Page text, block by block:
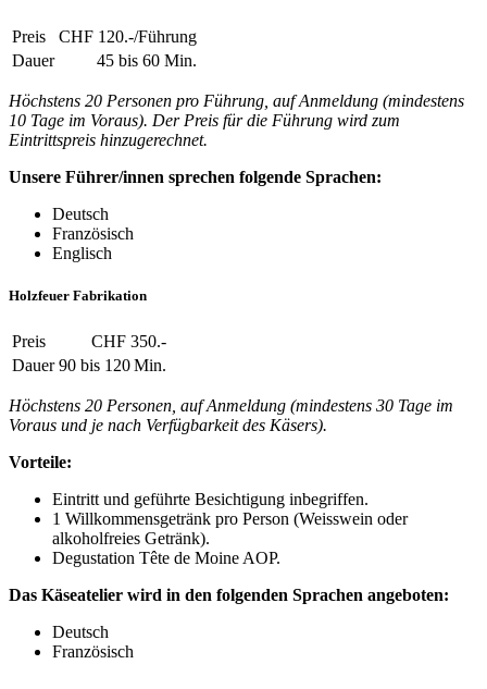
Preis
CHF 120.-/Führung
Dauer
45 bis 60 Min.
Höchstens 20 Personen pro Führung, auf Anmeldung (mindestens
10 Tage im Voraus). Der Preis für die Führung wird zum
Eintrittspreis hinzugerechnet.
Unsere Führer/innen sprechen folgende Sprachen:
Deutsch
Französisch
Englisch
Holzfeuer Fabrikation
Preis
CHF 350.-
Dauer 90 bis 120 Min.
Höchstens 20 Personen, auf Anmeldung (mindestens 30 Tage im
Voraus und je nach Verfügbarkeit des Käsers).
Vorteile:
Eintritt und geführte Besichtigung inbegriffen.
1 Willkommensgetränk pro Person (Weisswein oder
alkoholfreies Getränk).
Degustation Tête de Moine AOP.
Das Käseatelier wird in den folgenden Sprachen angeboten:
Deutsch
Französisch